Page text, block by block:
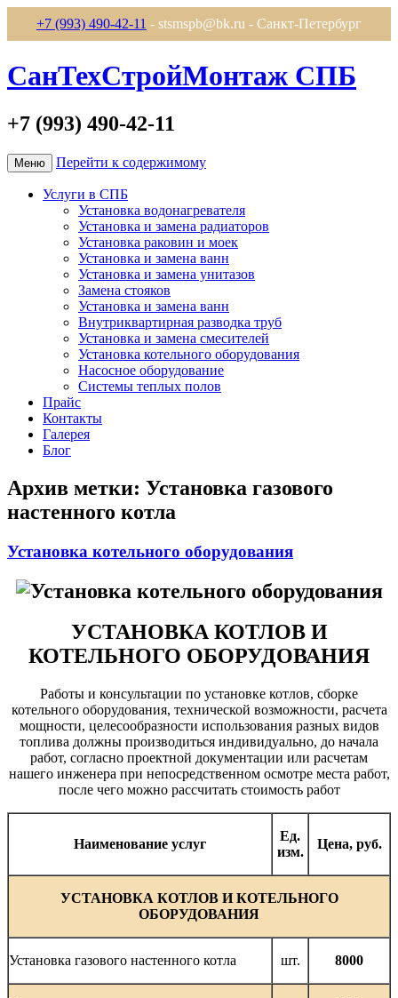
+7 (993) 490-42-11 - stsmspb@bk.ru - Санкт-Петербург
СанТехСтройМонтаж СПБ
+7 (993) 490-42-11
Меню Перейти к содержимому
Услуги в СПБ
Установка водонагревателя
Установка и замена радиаторов
Установка раковин и моек
Установка и замена ванн
Установка и замена унитазов
Замена стояков
Установка и замена ванн
Внутриквартирная разводка труб
Установка и замена смесителей
Установка котельного оборудования
Насосное оборудование
Системы теплых полов
Прайс
Контакты
Галерея
Блог
Архив метки: Установка газового
настенного котла
Установка котельного оборудования
УСТАНОВКА КОТЛОВ И
КОТЕЛЬНОГО ОБОРУДОВАНИЯ
Работы и консультации по установке котлов, сборке
котельного оборудования, технической возможности, расчета
мощности, целесообразности использования разных видов
топлива должны производиться индивидуально, до начала
работ, согласно проектной документации или расчетам
нашего инженера при непосредственном осмотре места работ,
после чего можно рассчитать стоимость работ
Наименование услуг
Ед.
изм.
Цена, руб.
УСТАНОВКА КОТЛОВ И КОТЕЛЬНОГО
ОБОРУДОВАНИЯ
Установка газового настенного котла шт. 8000